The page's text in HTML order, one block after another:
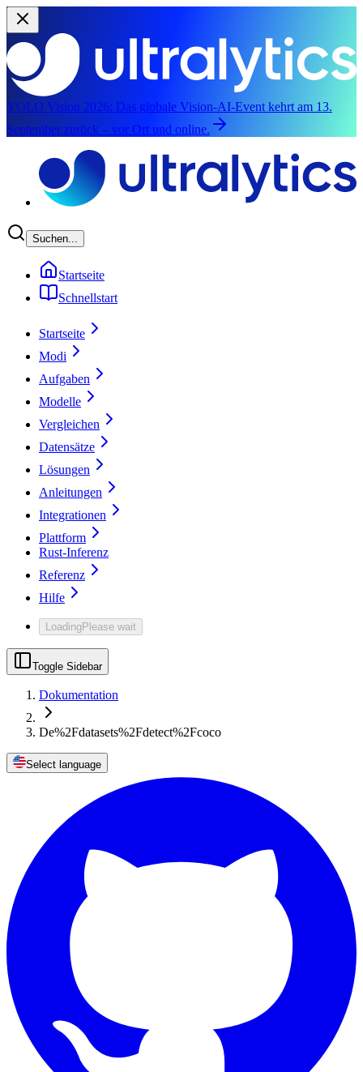
YOLO Vision 2026: Das globale Vision-AI-Event kehrt am 13.
September zurück – vor Ort und online.
Suchen...
Startseite
Schnellstart
Startseite
Modi
Aufgaben
Modelle
Vergleichen
Datensätze
Lösungen
Anleitungen
Integrationen
Plattform
Rust-Inferenz
Referenz
Hilfe
LoadingPlease wait
Toggle Sidebar
Dokumentation
De%2Fdatasets%2Fdetect%2Fcoco
Select language